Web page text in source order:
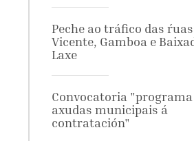
Peche ao tráfico das
Vicente, Gamboa e
Laxe
Convocatoria "programa
axudas municipais á
contratación"